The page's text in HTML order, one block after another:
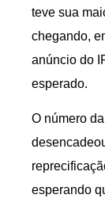
teve sua
chegando,
anúncio do
esperado.
O número
esperando